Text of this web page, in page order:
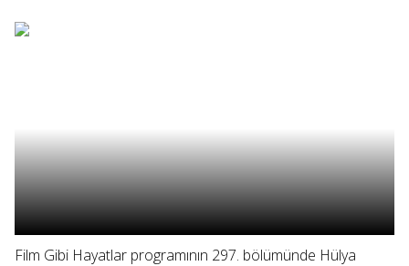
Film Gibi Hayatlar programının 297. bölümünde Hülya